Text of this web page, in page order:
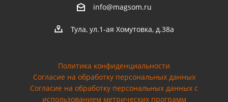
info@magsom.ru
Тула, ул.1-ая Хомутовка, д.38а
Политика конфиденциальности
Согласие на обработку персональных данных
Cогласие на обработку персональных данных с
использованием метрических программ